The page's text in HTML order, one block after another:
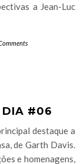
a Jean-Luc
DIA #06
destaque a
de Garth Davis.
e homenagens,